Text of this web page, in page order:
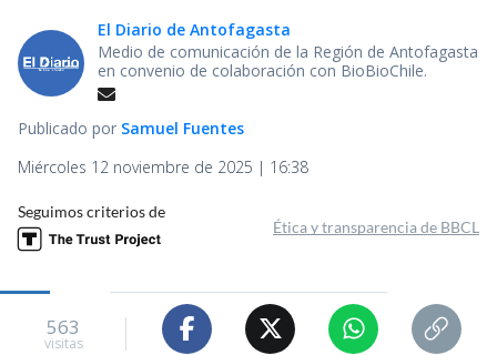
El Diario de Antofagasta
Medio de comunicación de la Región de Antofagasta
en convenio de colaboración con BioBioChile.
Publicado por Samuel Fuentes
Miércoles 12 noviembre de 2025 | 16:38
Seguimos criterios de
Ética y transparencia de BBCL
563
visitas